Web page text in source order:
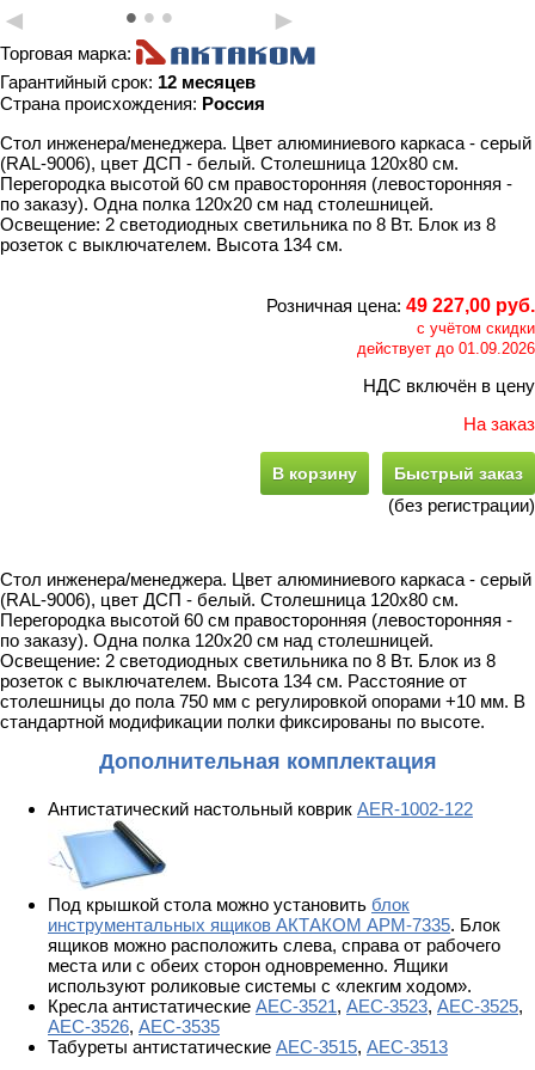
• • •
◄ ►
Торговая марка:
Гарантийный срок: 12 месяцев
Страна происхождения: Россия
Стол инженера/менеджера. Цвет алюминиевого каркаса - серый
(RAL-9006), цвет ДСП - белый. Столешница 120x80 см.
Перегородка высотой 60 см правосторонняя (левосторонняя -
по заказу). Одна полка 120x20 см над столешницей.
Освещение: 2 светодиодных светильника по 8 Вт. Блок из 8
розеток с выключателем. Высота 134 см.
Розничная цена: 49 227,00 руб.
с учётом скидки
действует до 01.09.2026
НДС включён в цену
На заказ
В корзину Быстрый заказ
(без регистрации)
Стол инженера/менеджера. Цвет алюминиевого каркаса - серый
(RAL-9006), цвет ДСП - белый. Столешница 120x80 см.
Перегородка высотой 60 см правосторонняя (левосторонняя -
по заказу). Одна полка 120x20 см над столешницей.
Освещение: 2 светодиодных светильника по 8 Вт. Блок из 8
розеток с выключателем. Высота 134 см. Расстояние от
столешницы до пола 750 мм с регулировкой опорами +10 мм. В
стандартной модификации полки фиксированы по высоте.
Дополнительная комплектация
Антистатический настольный коврик AER-1002-122
Под крышкой стола можно установить блок
инструментальных ящиков АКТАКОМ АРМ-7335. Блок
ящиков можно расположить слева, справа от рабочего
места или с обеих сторон одновременно. Ящики
используют роликовые системы с «лекгим ходом».
Кресла антистатические АЕС-3521, АЕС-3523, АЕС-3525,
АЕС-3526, АЕС-3535
Табуреты антистатические АЕС-3515, АЕС-3513